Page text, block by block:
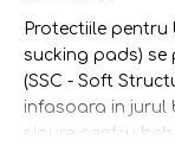
Protectiile pentru
sucking pads)
(SSC - Soft
infasoara in jurul
sigure pentru